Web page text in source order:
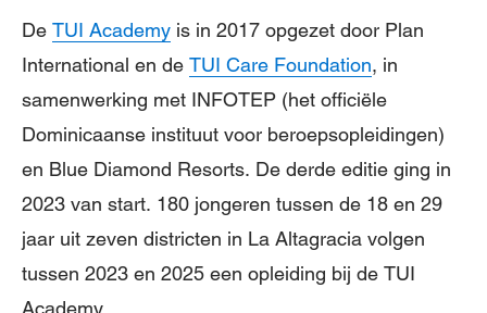
De TUI Academy is in 2017 opgezet door Plan
International en de TUI Care Foundation, in
samenwerking met INFOTEP (het officiële
Dominicaanse instituut voor beroepsopleidingen)
en Blue Diamond Resorts. De derde editie ging in
2023 van start. 180 jongeren tussen de 18 en 29
jaar uit zeven districten in La Altagracia volgen
tussen 2023 en 2025 een opleiding bij de TUI
Academy.